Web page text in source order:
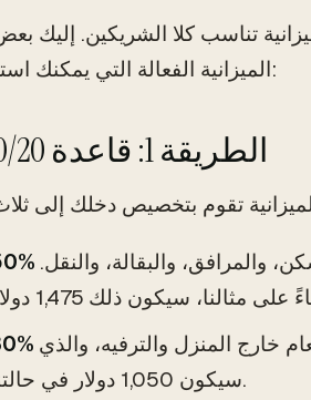
تناسب كلا الشريكين. إليك
الميزانية الفعالة التي يمكنك استخدامها:
الطريقة 1: قاعدة 50/30/20
والمرافق، والبقالة، والنقل.
خارج المنزل والترفيه، والذي
سيكون 1,050 دولار في حالتنا.